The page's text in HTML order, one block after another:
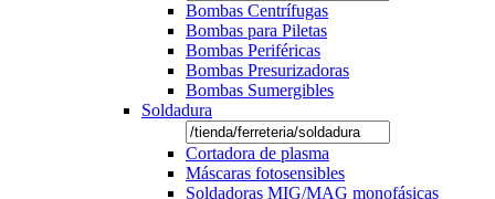
Bombas Centrífugas
Bombas para Piletas
Bombas Periféricas
Bombas Presurizadoras
Bombas Sumergibles
Soldadura
Cortadora de plasma
Máscaras fotosensibles
Soldadoras MIG/MAG monofásicas